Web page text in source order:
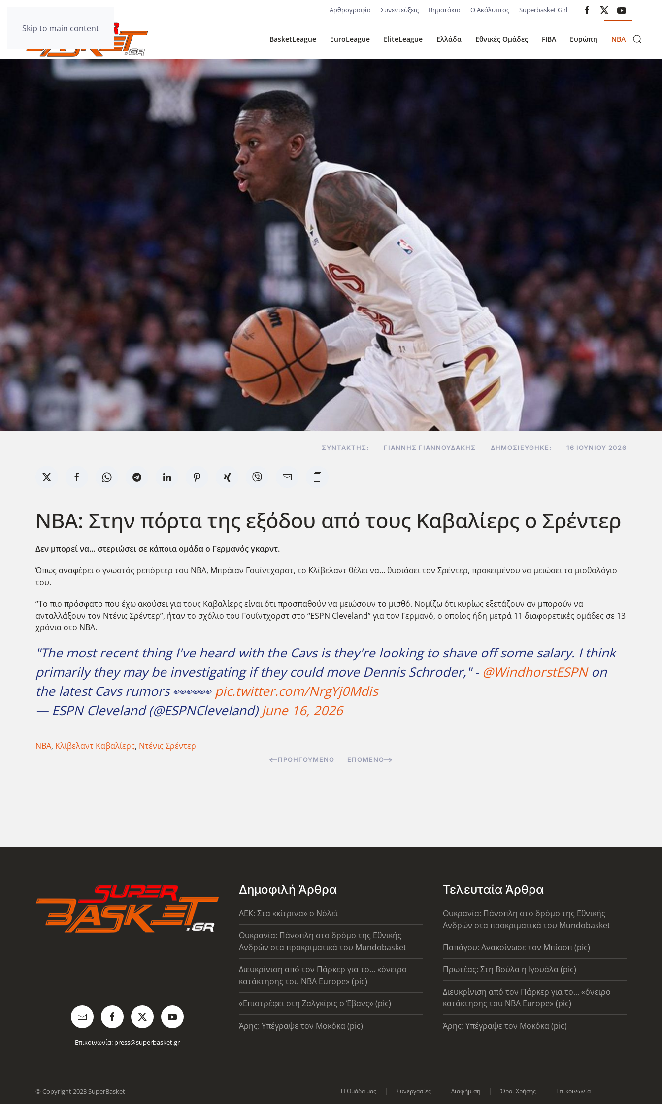
Skip to main content
Αρθρογραφία Συνεντεύξεις Βηματάκια Ο Ακάλυπτος Superbasket Girl
BasketLeague EuroLeague EliteLeague Ελλάδα Εθνικές Ομάδες FIBA Ευρώπη NBA
ΣΥΝΤΆΚΤΗΣ: ΓΙΆΝΝΗΣ ΓΙΑΝΝΟΥΔΆΚΗΣ ΔΗΜΟΣΙΕΎΘΗΚΕ: 16 ΙΟΥΝΊΟΥ 2026
ΝΒΑ: Στην πόρτα της εξόδου από τους Καβαλίερς ο Σρέντερ
Δεν μπορεί να… στεριώσει σε κάποια ομάδα ο Γερμανός γκαρντ.
Όπως αναφέρει ο γνωστός ρεπόρτερ του ΝΒΑ, Μπράιαν Γουίντχορστ, το Κλίβελαντ θέλει να… θυσιάσει τον Σρέντερ, προκειμένου να μειώσει το μισθολόγιο
του.
“Το πιο πρόσφατο που έχω ακούσει για τους Καβαλίερς είναι ότι προσπαθούν να μειώσουν το μισθό. Νομίζω ότι κυρίως εξετάζουν αν μπορούν να
ανταλλάξουν τον Ντένις Σρέντερ”, ήταν το σχόλιο του Γουίντχορστ στο “ESPN Cleveland” για τον Γερμανό, ο οποίος ήδη μετρά 11 διαφορετικές ομάδες σε 13
χρόνια στο ΝΒΑ.
"The most recent thing I've heard with the Cavs is they're looking to shave off some salary. I think
primarily they may be investigating if they could move Dennis Schroder," - @WindhorstESPNon
the latest Cavs rumors 👀👀👀 pic.twitter.com/NrgYj0Mdis
— ESPN Cleveland (@ESPNCleveland) June 16, 2026
ΝΒΑ, Κλίβελαντ Καβαλίερς, Ντένις Σρέντερ
ΠΡΟΗΓΟΎΜΕΝΟ ΕΠΌΜΕΝΟ
Επικοινωνία: press@superbasket.gr
Δημοφιλή Άρθρα
AEK: Στα «κίτρινα» ο Νόλεϊ
Ουκρανία: Πάνοπλη στο δρόμο της Εθνικής
Ανδρών στα προκριματικά του Mundobasket
Διευκρίνιση από τον Πάρκερ για το... «όνειρο
κατάκτησης του ΝΒΑ Europe» (pic)
«Επιστρέφει στη Ζαλγκίρις ο Έβανς» (pic)
Άρης: Υπέγραψε τον Μοκόκα (pic)
Τελευταία Άρθρα
Ουκρανία: Πάνοπλη στο δρόμο της Εθνικής
Ανδρών στα προκριματικά του Mundobasket
Παπάγου: Ανακοίνωσε τον Μπίσοπ (pic)
Πρωτέας: Στη Βούλα η Ιγουάλα (pic)
Διευκρίνιση από τον Πάρκερ για το... «όνειρο
κατάκτησης του ΝΒΑ Europe» (pic)
Άρης: Υπέγραψε τον Μοκόκα (pic)
© Copyright 2023 SuperBasket Η Ομάδα μας Συνεργασίες Διαφήμιση Όροι Χρήσης Επικοινωνία